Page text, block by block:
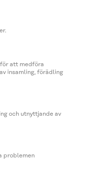
att medföra
insamling, förädling
och utnyttjande av
problemen